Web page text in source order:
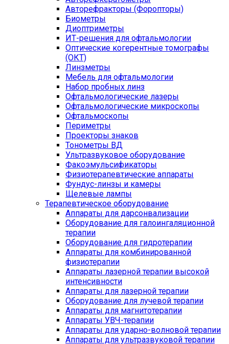
Авторефракторы (Форопторы)
Биометры
Диоптриметры
ИТ-решения для офтальмологии
Оптические когерентные томографы
(ОКТ)
Линзметры
Мебель для офтальмологии
Набор пробных линз
Офтальмологические лазеры
Офтальмологические микроскопы
Офтальмоскопы
Периметры
Проекторы знаков
Тонометры ВД
Ультразвуковое оборудование
Факоэмульсификаторы
Физиотерапевтические аппараты
Фундус-линзы и камеры
Щелевые лампы
Терапевтическое оборудование
Аппараты для дарсонвализации
Оборудование для галоингаляционной
терапии
Оборудование для гидротерапии
Аппараты для комбинированной
физиотерапии
Аппараты лазерной терапии высокой
интенсивности
Аппараты для лазерной терапии
Оборудование для лучевой терапии
Аппараты для магнитотерапии
Аппараты УВЧ-терапии
Аппараты для ударно-волновой терапии
Аппараты для ультразвуковой терапии